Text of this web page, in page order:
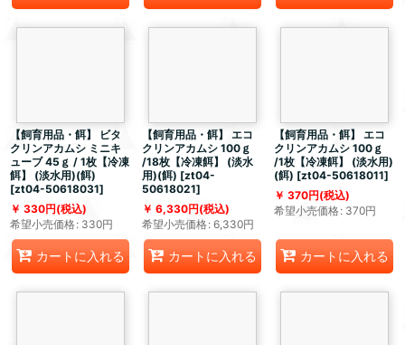
【飼育用品・餌】 ビタ
クリンアカムシ ミニキ
ューブ 45ｇ / 1枚【冷凍
餌】 (淡水用)(餌)
[zt04-50618031]
330円(税込)
希望小売価格: 330円
カートに入れる
【飼育用品・餌】 エコ
クリンアカムシ 100ｇ
/18枚【冷凍餌】 (淡水
用)(餌) [zt04-
50618021]
6,330円(税込)
希望小売価格: 6,330円
カートに入れる
【飼育用品・餌】 エコ
クリンアカムシ 100ｇ
/1枚【冷凍餌】 (淡水用)
(餌) [zt04-50618011]
370円(税込)
希望小売価格: 370円
カートに入れる